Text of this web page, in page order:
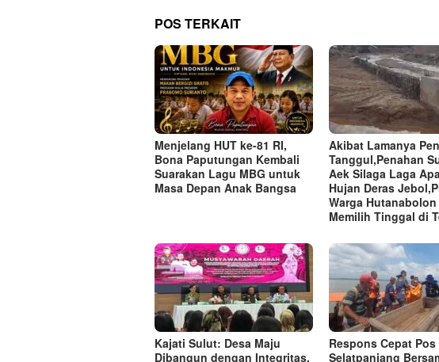
POS TERKAIT
Menjelang HUT ke-81 RI,
Bona Paputungan Kembali
Suarakan Lagu MBG untuk
Masa Depan Anak Bangsa
Akibat Lamanya
Tanggul,Penahan
Aek Silaga Laga
Hujan Deras
Warga
Memilih Tinggal di
Kajati Sulut: Desa Maju
Dibangun dengan Integritas,
Respons Cepat Pos
Selatpanjang